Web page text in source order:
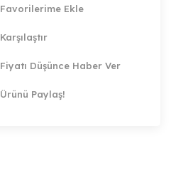
Karşılaştır
Fiyatı Düşünce Haber Ver
Ürünü Paylaş!